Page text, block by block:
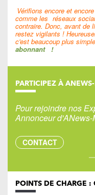
Vérifions encore et
comme les réseaux
contraire. Donc, avant de
restez vigilants !
c'est beaucoup plus
abonnant !
PARTICIPEZ À
Pour rejoindre nos
Annonceur
CONTACT
POINTS DE CHARGE